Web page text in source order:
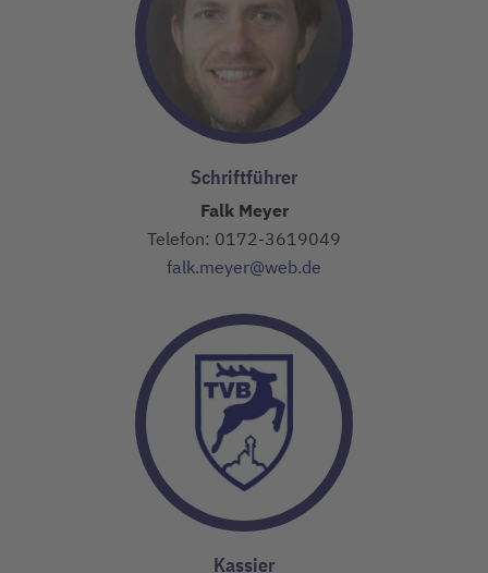
Schriftführer
Falk Meyer
Telefon: 0172-3619049
falk.meyer@web.de
Kassier